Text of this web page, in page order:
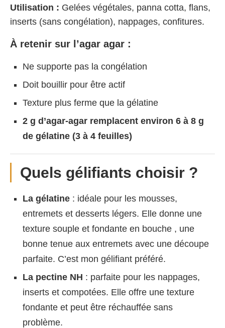
Utilisation : Gelées végétales, panna cotta, flans,
inserts (sans congélation), nappages, confitures.
À retenir sur l’agar agar :
Ne supporte pas la congélation
Doit bouillir pour être actif
Texture plus ferme que la gélatine
2 g d’agar-agar remplacent environ 6 à 8 g
de gélatine (3 à 4 feuilles)
Quels gélifiants choisir ?
La gélatine : idéale pour les mousses,
entremets et desserts légers. Elle donne une
texture souple et fondante en bouche , une
bonne tenue aux entremets avec une découpe
parfaite. C’est mon gélifiant préféré.
La pectine NH : parfaite pour les nappages,
inserts et compotées. Elle offre une texture
fondante et peut être réchauffée sans
problème.